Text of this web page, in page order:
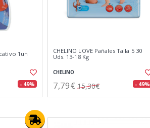
1un
- 49%
CHELINO LOVE Pañales Talla 5 30
Uds. 13-18 Kg
CHELINO
7,79€ 15,30€ - 49%